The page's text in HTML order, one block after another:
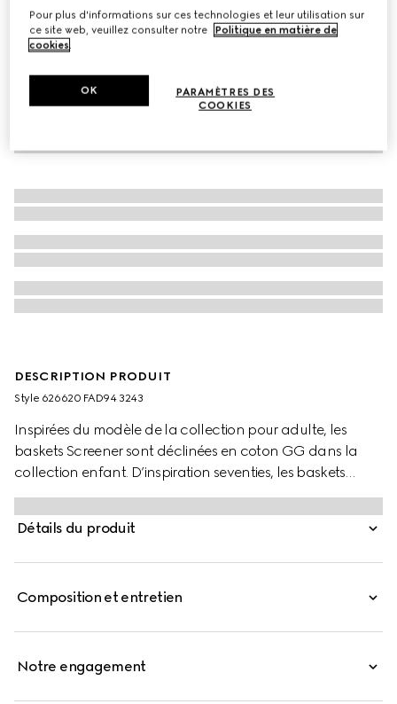
DESCRIPTION PRODUIT
Style ‎626620 FAD94 3243
Inspirées du modèle de la collection pour adulte, les
baskets Screener sont déclinées en coton GG dans la
collection enfant. D’inspiration seventies, les baskets
Screener arborent la bande Web sur le côté et une
étiquette logo Gucci vintage.
Détails du produit
Composition et entretien
Notre engagement
Pour plus d'informations sur ces technologies et leur utilisation sur
ce site web, veuillez consulter notre
Politique en matière de
cookies.
PARAMÈTRES DES
COOKIES
OK